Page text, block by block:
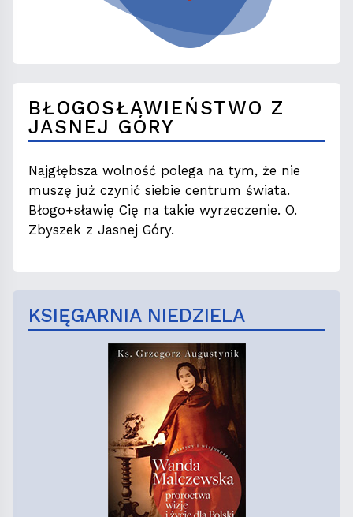
BŁOGOSŁAWIEŃSTWO Z
JASNEJ GÓRY
Najgłębsza wolność polega na tym, że nie
muszę już czynić siebie centrum świata.
Błogo+sławię Cię na takie wyrzeczenie. O.
Zbyszek z Jasnej Góry.
KSIĘGARNIA NIEDZIELA